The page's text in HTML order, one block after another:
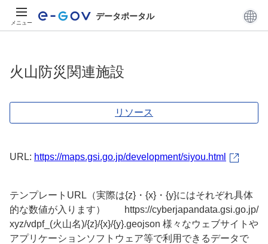
メニュー
データポータル
火山防災関連施設
リソース
URL: https://maps.gsi.go.jp/development/siyou.html
テンプレートURL（実際は{z}・{x}・{y}にはそれぞれ具体
的な数値が入ります） https://cyberjapandata.gsi.go.jp/
xyz/vdpf_(火山名)/{z}/{x}/{y}.geojson 様々なウェブサイトや
アプリケーションソフトウェア等で利用できるデータで